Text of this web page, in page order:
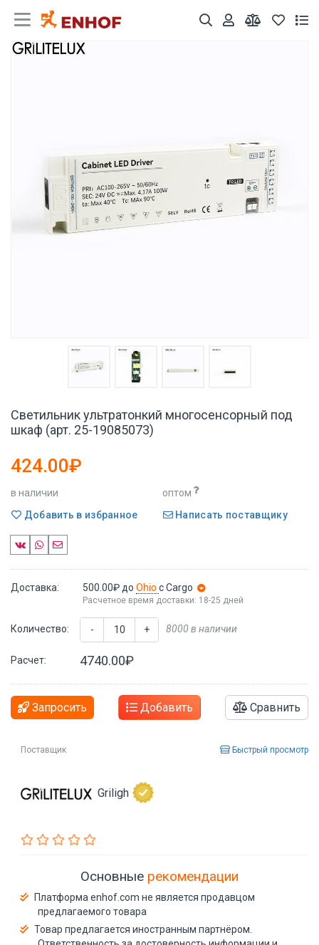
Светильник ультратонкий многосенсорный под
шкаф (арт. 25-19085073)
424.00₽
в наличии
оптом
Добавить в избранное
Написать поставщику
Доставка: 500.00₽ до Ohio с Cargo
Расчетное время доставки: 18-25 дней
Количество: - + 8000 в наличии
Расчет: 4740.00₽
Запросить Добавить Сравнить
Поставщик Быстрый просмотр
Griligh
Основные рекомендации
Платформа enhof.com не является продавцом
предлагаемого товара
Товар предлагается иностранным партнёром.